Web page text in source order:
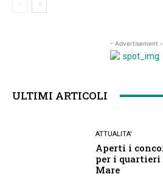
- Advertisement -
ULTIMI ARTICOLI
ATTUALITA'
Aperti i
per i quartieri
Mare